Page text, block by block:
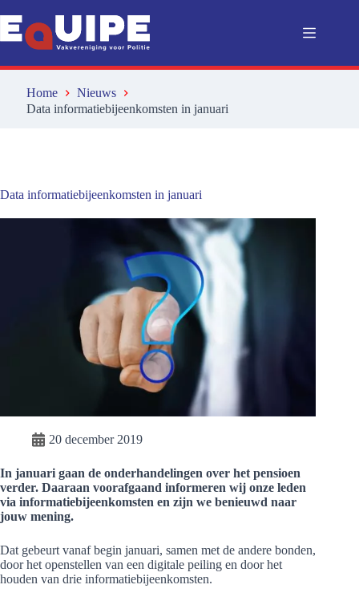
naar
de
inhoud
Home
Nieuws
Data informatiebijeenkomsten in januari
Data informatiebijeenkomsten in januari
20 december 2019
In januari gaan de onderhandelingen over het pensioen
verder. Daaraan voorafgaand informeren wij onze leden
via informatiebijeenkomsten en zijn we benieuwd naar
jouw mening.
Dat gebeurt vanaf begin januari, samen met de andere bonden,
door het openstellen van een digitale peiling en door het
houden van drie informatiebijeenkomsten.